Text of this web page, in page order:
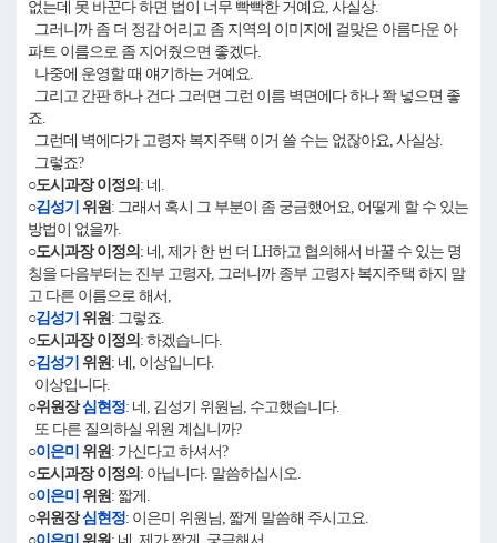
없는데 못 바꾼다 하면 법이 너무 빡빡한 거예요, 사실상.
그러니까 좀 더 정감 어리고 좀 지역의 이미지에 걸맞은 아름다운 아
파트 이름으로 좀 지어줬으면 좋겠다.
나중에 운영할 때 얘기하는 거예요.
그리고 간판 하나 건다 그러면 그런 이름 벽면에다 하나 쫙 넣으면 좋
죠.
그런데 벽에다가 고령자 복지주택 이거 쓸 수는 없잖아요, 사실상.
그렇죠?
○도시과장 이정의 : 네.
○김성기 위원: 그래서 혹시 그 부분이 좀 궁금했어요, 어떻게 할 수 있는
방법이 없을까.
○도시과장 이정의 : 네, 제가 한 번 더 LH하고 협의해서 바꿀 수 있는 명
칭을 다음부터는 진부 고령자, 그러니까 종부 고령자 복지주택 하지 말
고 다른 이름으로 해서,
○김성기 위원: 그렇죠.
○도시과장 이정의 : 하겠습니다.
○김성기 위원: 네, 이상입니다.
이상입니다.
○위원장심현정: 네, 김성기 위원님, 수고했습니다.
또 다른 질의하실 위원 계십니까?
○이은미 위원: 가신다고 하셔서?
○도시과장 이정의 : 아닙니다. 말씀하십시오.
○이은미 위원: 짧게.
○위원장심현정: 이은미 위원님, 짧게 말씀해 주시고요.